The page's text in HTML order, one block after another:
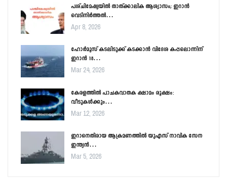
പശ്ചിമേഷ്യയിൽ താത്ക്കാലിക ആശ്വാസം; ഇറാൻ
വെടിനിർത്തൽ…
Apr 8, 2026
ഹോർമൂസ് കടലിടുക്ക് കടക്കാൻ വിദേശ കപ്പലൊന്നിന്
ഇറാൻ 18…
Mar 24, 2026
കേരളത്തിൽ പാചകവാതക ക്ഷാമം രൂക്ഷം:
വീടുകൾക്കും…
Mar 12, 2026
ഇറാനെതിരായ ആക്രമണത്തിൽ യുഎസ് നാവിക സേന
ഇന്ത്യൻ…
Mar 5, 2026